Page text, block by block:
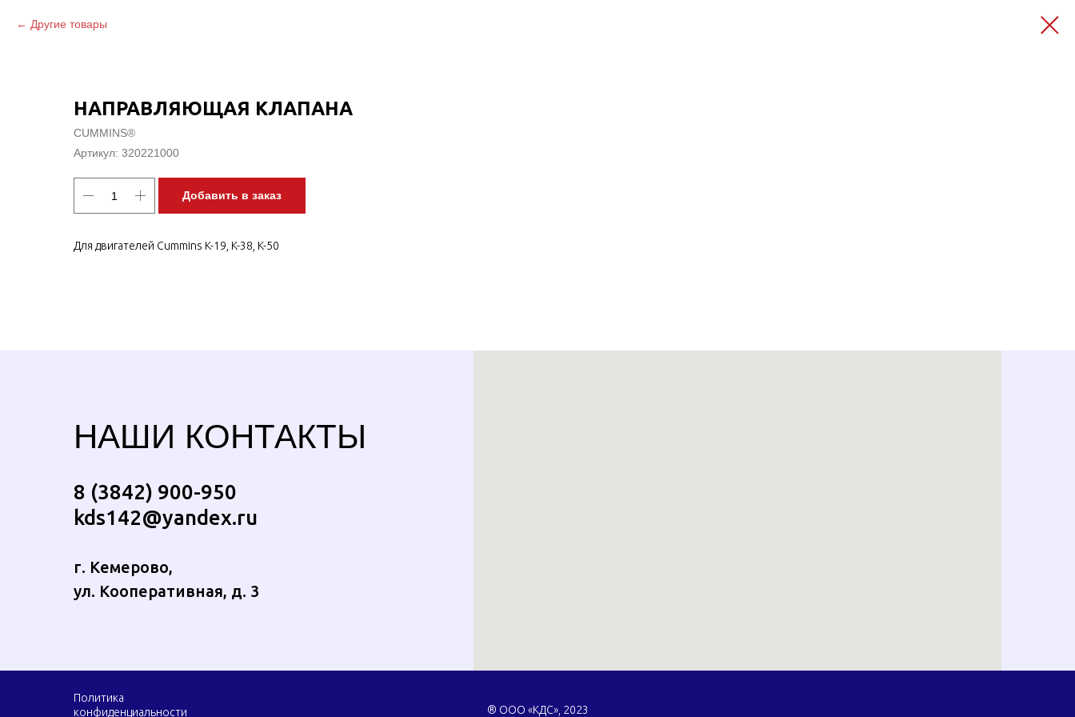
Другие товары
НАПРАВЛЯЮЩАЯ КЛАПАНА
CUMMINS®
Артикул: 320221000
Добавить в заказ
Для двигателей Cummins K-19, K-38, K-50
НАШИ КОНТАКТЫ
8 (3842) 900-950
kds142@yandex.ru
г. Кемерово,
ул. Кооперативная, д. 3
® ООО «КДС», 2023
Политика
конфиденциальности